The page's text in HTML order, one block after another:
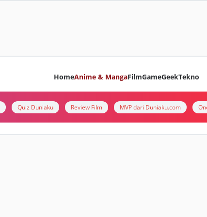
HomeAnime & MangaFilmGameGeekTekno
Quiz Duniaku Review Film MVP dari Duniaku.com